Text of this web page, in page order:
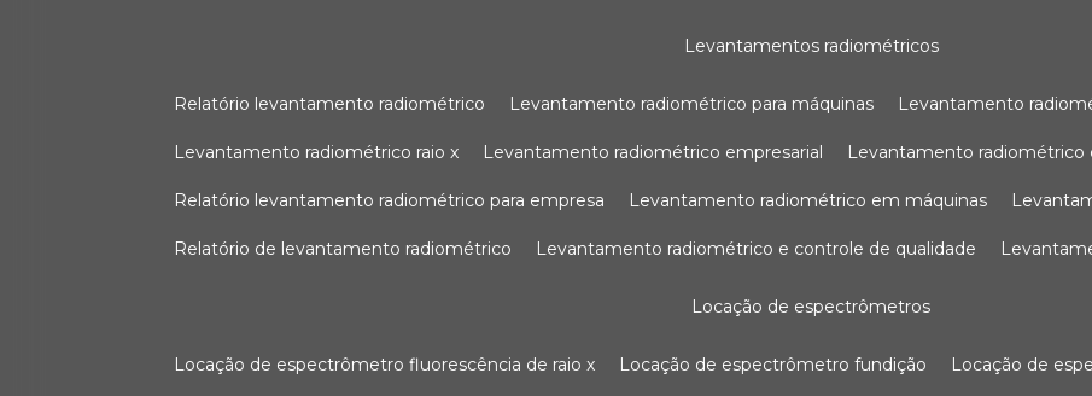
levantamentos radiométricos
relatório levantamento radiométrico levantamento radiométrico para máquinas levantamento
levantamento radiométrico raio x levantamento radiométrico empresarial levantamento radiométrico
relatório levantamento radiométrico para empresa levantamento radiométrico em máquinas
relatório de levantamento radiométrico levantamento radiométrico e controle de qualidade
locação de espectrômetros
locação de espectrômetro fluorescência de raio x locação de espectrômetro fundição locação de